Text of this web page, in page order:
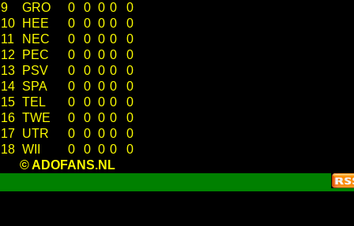
9
GRO 0 0 0 0
0
10
HEE 0 0 0 0
0
11
NEC 0 0 0 0
0
12
PEC 0 0 0 0
0
13
PSV 0 0 0 0
0
14 SPA 0 0 0 0
0
15 TEL 0 0 0 0
0
16 TWE 0 0 0 0
0
17 UTR 0 0 0 0
0
18 WII 0 0 0 0
0
© ADOFANS.NL